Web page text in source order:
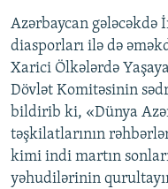
ARAŞDIRMA
MULTIMEDIA
VIDEO
FOTOQALEREYA
İNFOQRAFIKA
KARIKATURA
RADIO ARXIV
OXU ZALI
AZƏRBAYCAN ƏDƏBIYYATI
İSLAM VƏ DEMOKRATIYA
HAQQIMIZDA
MISSIYAMIZ
PEŞƏ ETIKASI VƏ
BIZI IZLƏ
Azərbaycan
diasporları ilə də
Xarici Ölkələrdə
Dövlət Komitəsinin
bildirib ki, «Dünya
təşkilatlarının
kimi indi martın
yəhudilərinin